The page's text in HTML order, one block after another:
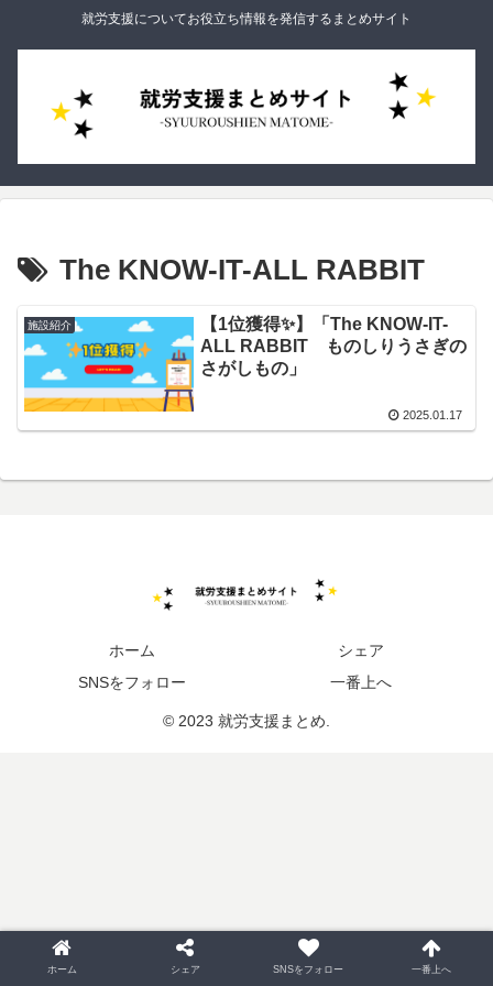
就労支援についてお役立ち情報を発信するまとめサイト
The KNOW-IT-ALL RABBIT
施設紹介
【1位獲得✨】「The KNOW-IT-
ALL RABBIT ものしりうさぎの
さがしもの」
2025.01.17
ホーム
シェア
SNSをフォロー
一番上へ
© 2023 就労支援まとめ.
ホーム シェア SNSをフォロー 一番上へ